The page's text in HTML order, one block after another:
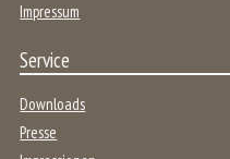
Impressum
Service
Downloads
Presse